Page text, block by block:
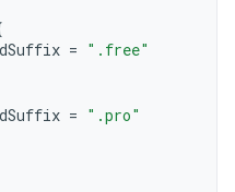
= ".free"
= ".pro"